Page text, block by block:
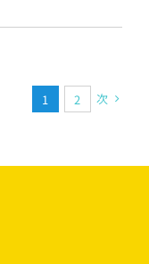
1 2 次